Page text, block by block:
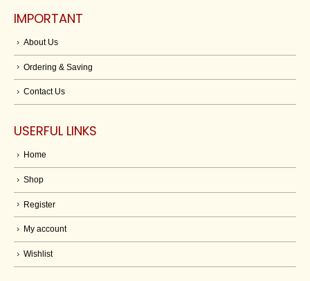
IMPORTANT
About Us
Ordering & Saving
Contact Us
USERFUL LINKS
Home
Shop
Register
My account
Wishlist